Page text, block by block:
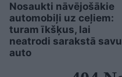
Nosaukti nāvējošākie
automobiļi uz ceļiem:
turam īkšķus, lai
neatrodi sarakstā savu
auto